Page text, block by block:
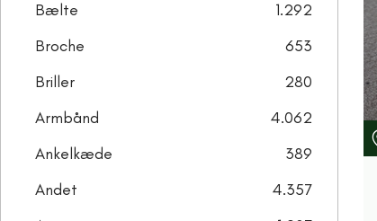
Bælte
1.292
Broche
653
Briller
280
Armbånd
4.062
Ankelkæde
389
Andet
4.357